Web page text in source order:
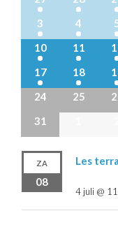
3
4
10
11
17
18
24
25
31
ZA
08
Les
4 juli @